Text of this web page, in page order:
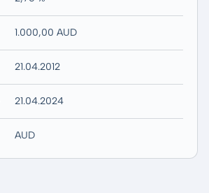
1.000,00 AUD
21.04.2012
21.04.2024
AUD